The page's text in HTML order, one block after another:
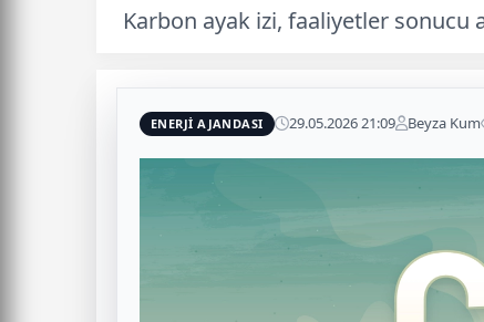
Karbon ayak izi, faaliyetler sonucu
ENERJİ AJANDASI 29.05.2026 21:09 Beyza Kum